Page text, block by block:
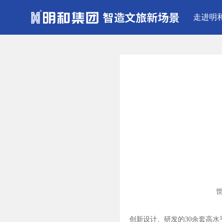
走进明
创新设计、研发的30余套高